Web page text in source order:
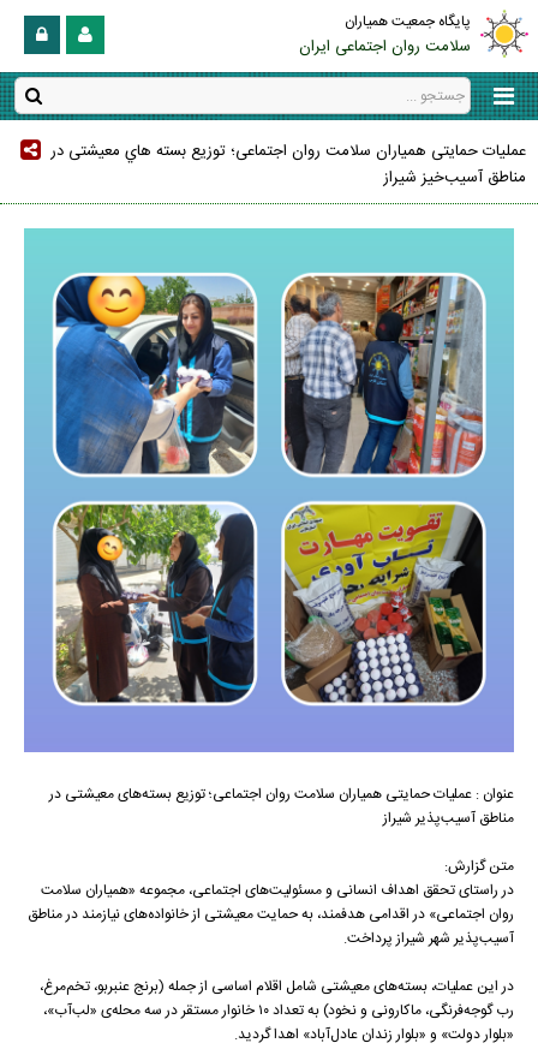
پایگاه جمعیت همیاران
سلامت روان اجتماعی ایران
عملیات حمایتی همیاران سلامت روان اجتماعی؛ توزیع بسته هاي معیشتی در
مناطق آسیب‌خیز شیراز
عنوان : عملیات حمایتی همیاران سلامت روان اجتماعی؛ توزیع بسته‌های معیشتی در
مناطق آسیب‌پذیر شیراز
متن گزارش:
در راستای تحقق اهداف انسانی و مسئولیت‌های اجتماعی، مجموعه «همیاران سلامت
روان اجتماعی» در اقدامی هدفمند، به حمایت معیشتی از خانواده‌های نیازمند در مناطق
آسیب‌پذیر شهر شیراز پرداخت.
در این عملیات، بسته‌های معیشتی شامل اقلام اساسی از جمله (برنج عنبربو، تخم‌مرغ،
رب گوجه‌فرنگی، ماکارونی و نخود) به تعداد ۱۰ خانوار مستقر در سه محله‌ی «لب‌آب»،
«بلوار دولت» و «بلوار زندان عادل‌آباد» اهدا گردید.